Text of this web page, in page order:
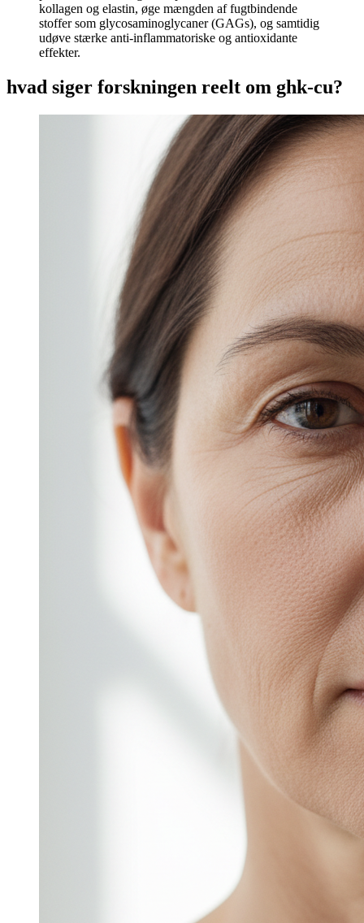
kollagen og elastin, øge mængden af fugtbindende
stoffer som glycosaminoglycaner (GAGs), og samtidig
udøve stærke anti-inflammatoriske og antioxidante
effekter.
hvad siger forskningen reelt om ghk-cu?